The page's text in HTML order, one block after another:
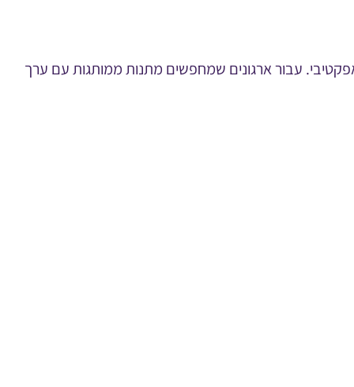
עבור ארגונים שמחפשים מתנות ממותגות עם ערך